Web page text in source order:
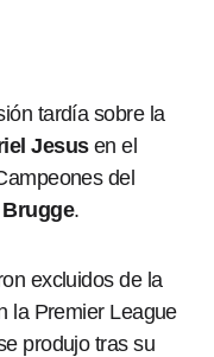
tardía sobre la
Jesusen el
del
.
excluidos de la
la Premier League
produjo tras su